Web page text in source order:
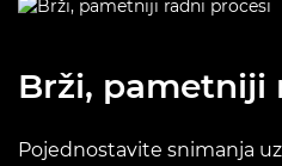
Brži, pametniji
Pojednostavite snimanja